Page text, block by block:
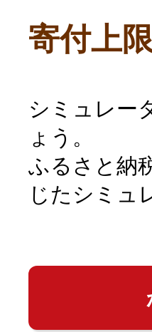
寄付上
シミュレー
ょう。
ふるさと納
じたシミュ